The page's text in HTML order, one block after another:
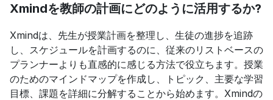
Xmindを教師の計画にどのように活用するか?
Xmindは、先生が授業計画を整理し、生徒の進捗を追跡
し、スケジュールを計画するのに、従来のリストベースの
プランナーよりも直感的に感じる方法で役立ちます。授業
のためのマインドマップを作成し、トピック、主要な学習
目標、課題を詳細に分解することから始めます。Xmindの